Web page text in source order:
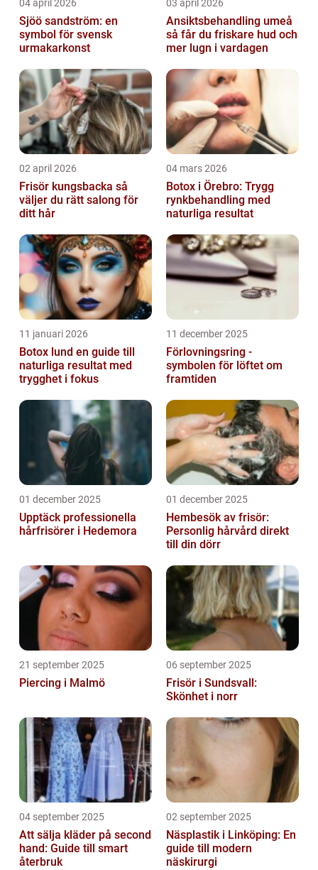
04 april 2026
Sjöö sandström: en
symbol för svensk
urmakarkonst
03 april 2026
Ansiktsbehandling umeå
så får du friskare hud och
mer lugn i vardagen
02 april 2026
Frisör kungsbacka så
väljer du rätt salong för
ditt hår
04 mars 2026
Botox i Örebro: Trygg
rynkbehandling med
naturliga resultat
11 januari 2026
Botox lund en guide till
naturliga resultat med
trygghet i fokus
11 december 2025
Förlovningsring -
symbolen för löftet om
framtiden
01 december 2025
Upptäck professionella
hårfrisörer i Hedemora
01 december 2025
Hembesök av frisör:
Personlig hårvård direkt
till din dörr
21 september 2025
Piercing i Malmö
06 september 2025
Frisör i Sundsvall:
Skönhet i norr
04 september 2025
Att sälja kläder på second
hand: Guide till smart
återbruk
02 september 2025
Näsplastik i Linköping: En
guide till modern
näskirurgi